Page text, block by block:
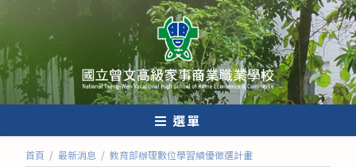
轉
至
主
要
內
選單
首頁 / 最新消息 / 教育部辦理數位學習績優徵選計畫